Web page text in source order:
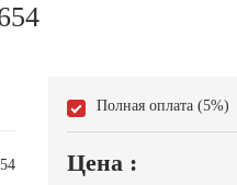
Полная оплата (5%)
Цена :